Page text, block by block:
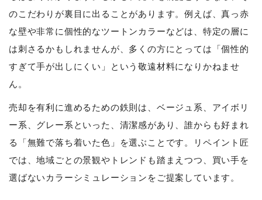
のこだわりが裏目に出ることがあります。例えば、真っ赤
な壁や非常に個性的なツートンカラーなどは、特定の層に
は刺さるかもしれませんが、多くの方にとっては「個性的
すぎて手が出しにくい」という敬遠材料になりかねませ
ん。
売却を有利に進めるための鉄則は、ベージュ系、アイボリ
ー系、グレー系といった、清潔感があり、誰からも好まれ
る「無難で落ち着いた色」を選ぶことです。リペイント匠
では、地域ごとの景観やトレンドも踏まえつつ、買い手を
選ばないカラーシミュレーションをご提案しています。